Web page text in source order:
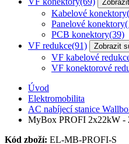
Kabelové konektory
Panelové konektory
PCB konektory(39)
VF redukce(91) Zobrazit
VF kabelové
VF konektorové
Úvod
Elektromobilita
AC nabíjecí stanice
MyBox PROFI 2x22kW -
Kód zboží: EL-MB-PROFI-S